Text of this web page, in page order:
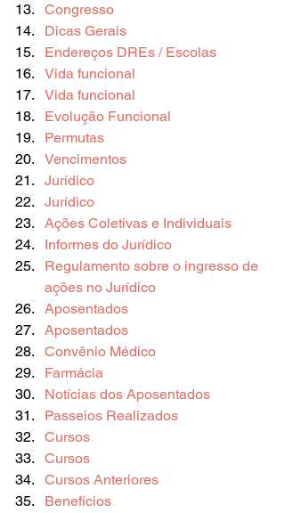
Congresso
Dicas Gerais
Endereços DREs / Escolas
Vida funcional
Vida funcional
Evolução Funcional
Permutas
Vencimentos
Jurídico
Jurídico
Ações Coletivas e Individuais
Informes do Jurídico
Regulamento sobre o ingresso de
ações no Jurídico
Aposentados
Aposentados
Convênio Médico
Farmácia
Notícias dos Aposentados
Passeios Realizados
Cursos
Cursos
Cursos Anteriores
Benefícios